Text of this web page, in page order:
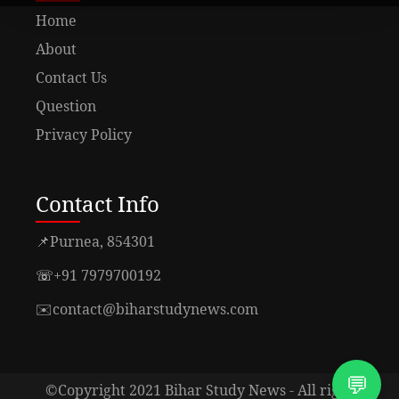
💬
Home
About
Contact Us
Question
Privacy Policy
Contact Info
📌Purnea, 854301
☏+91 7979700192
✉️contact@biharstudynews.com
©Copyright 2021 Bihar Study News - All right